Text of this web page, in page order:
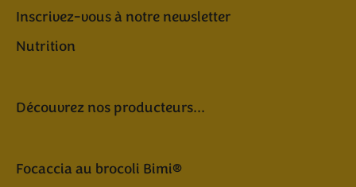
Inscrivez-vous à notre newsletter
Nutrition
Découvrez nos producteurs...
Focaccia au brocoli Bimi®